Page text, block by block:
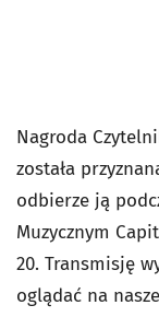
Nagroda
została
odbierze ją
Muzycznym
20. Transmisję
oglądać na